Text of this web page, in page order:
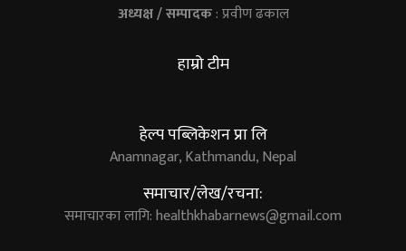
अध्यक्ष / सम्पादक: प्रवीण ढकाल
हाम्रो टीम
हेल्प पब्लिकेशन प्रा लि
Anamnagar, Kathmandu, Nepal
समाचार/लेख/रचना:
समाचारका लागि:healthkhabarnews@gmail.com